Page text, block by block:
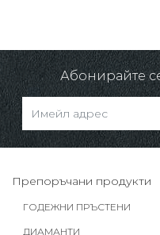
Абонирайте
Препоръчани продукти
ГОДЕЖНИ ПРЪСТЕНИ
ДИАМАНТИ